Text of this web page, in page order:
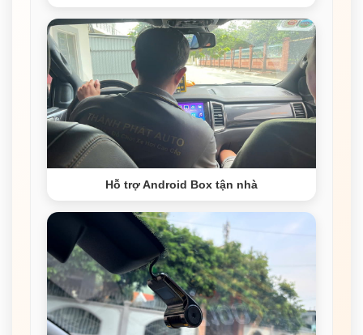
Hỗ trợ Android Box tận nhà